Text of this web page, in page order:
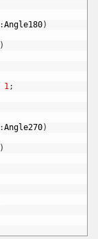
:Angle180)
)
1;
:Angle270)
)